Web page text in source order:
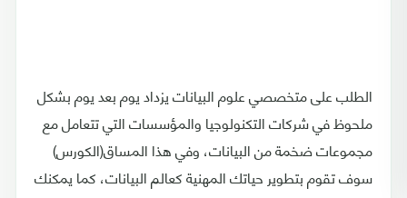
الطلب على متخصصي علوم البيانات يزداد يوم بعد يوم بشكل
ملحوظ في شركات التكنولوجيا والمؤسسات التي تتعامل مع
مجموعات ضخمة من البيانات، وفي هذا المساق(الكورس)
سوف تقوم بتطوير حياتك المهنية كعالم البيانات، كما يمكنك